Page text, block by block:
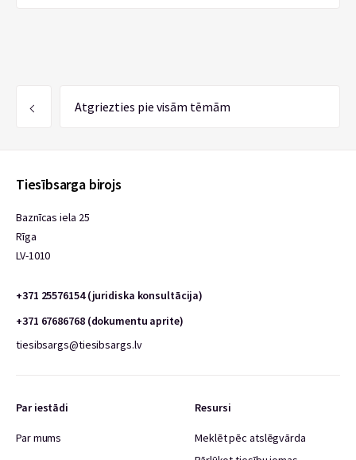
Atgriezties pie visām tēmām
Tiesībsarga birojs
Baznīcas iela 25
Rīga
LV-1010
+371 25576154 (juridiska konsultācija)
+371 67686768 (dokumentu aprite)
tiesibsargs@tiesibsargs.lv
Par iestādi
Par mums
Resursi
Meklēt pēc atslēgvārda